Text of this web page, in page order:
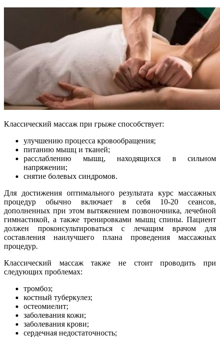
Классический массаж при грыже способствует:
улучшению процесса кровообращения;
питанию мышц и тканей;
расслаблению мышц, находящихся в сильном
напряжении;
снятие болевых синдромов.
Для достижения оптимального результата курс массажных
процедур обычно включает в себя 10-20 сеансов,
дополненных при этом вытяжением позвоночника, лечебной
гимнастикой, а также тренировками мышц спины. Пациент
должен проконсультироваться с лечащим врачом для
составления наилучшего плана проведения массажных
процедур.
Классический массаж также не стоит проводить при
следующих проблемах:
тромбоз;
костный туберкулез;
остеомиелит;
заболевания кожи;
заболевания крови;
сердечная недостаточность;